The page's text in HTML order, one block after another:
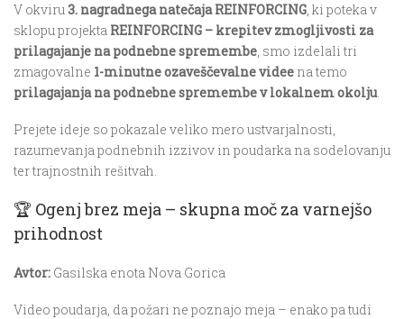
V okviru3. nagradnega natečaja REINFORCING, ki poteka v
sklopu projekta REINFORCING – krepitev zmogljivosti za
prilagajanje na podnebne spremembe, smo izdelali tri
zmagovalne 1-minutne ozaveščevalne videe na temo
prilagajanja na podnebne spremembe v lokalnem okolju.
Prejete ideje so pokazale veliko mero ustvarjalnosti,
razumevanja podnebnih izzivov in poudarka na sodelovanju
ter trajnostnih rešitvah.
🏆 Ogenj brez meja – skupna moč za varnejšo
prihodnost
Avtor: Gasilska enota Nova Gorica
Video poudarja, da požari ne poznajo meja – enako pa tudi